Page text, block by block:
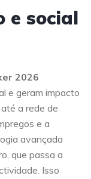
e social
2026
e geram impacto
a rede de
e a
avançada
que passa a
Isso